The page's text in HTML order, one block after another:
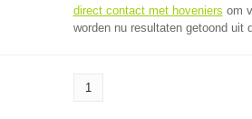
direct contact met hoveniers om
worden nu resultaten getoond uit
1